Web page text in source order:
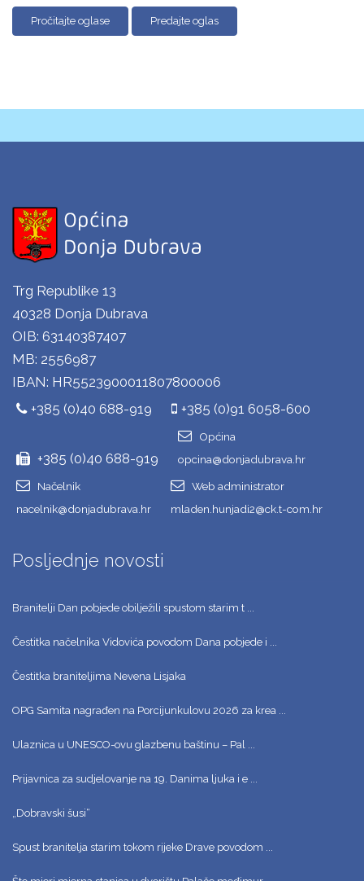
Pročitajte oglase Predajte oglas
Trg Republike 13
40328 Donja Dubrava
OIB: 63140387407
MB: 2556987
IBAN: HR5523900011807800006
+385 (0)40 688-919
+385 (0)91 6058-600
+385 (0)40 688-919
Općina
opcina@donjadubrava.hr
Načelnik
nacelnik@donjadubrava.hr
Web administrator
mladen.hunjadi2@ck.t-com.hr
Posljednje novosti
Branitelji Dan pobjede obilježili spustom starim t ...
Čestitka načelnika Vidovića povodom Dana pobjede i ...
Čestitka braniteljima Nevena Lisjaka
OPG Samita nagrađen na Porcijunkulovu 2026 za krea ...
Ulaznica u UNESCO-ovu glazbenu baštinu – Pal ...
Prijavnica za sudjelovanje na 19. Danima ljuka i e ...
„Dobravski šusi“
Spust branitelja starim tokom rijeke Drave povodom ...